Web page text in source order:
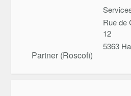
Rue de
12
5363